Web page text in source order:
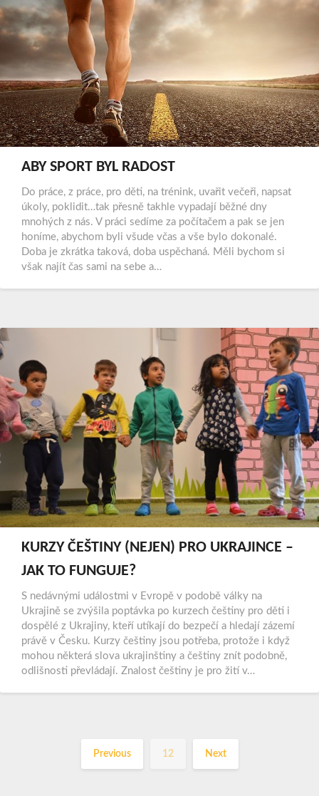
ABY SPORT BYL RADOST
Do práce, z práce, pro děti, na trénink, uvařit večeři, napsat
úkoly, poklidit…tak přesně takhle vypadají běžné dny
mnohých z nás. V práci sedíme za počítačem a pak se jen
honíme, abychom byli všude včas a vše bylo dokonalé.
Doba je zkrátka taková, doba uspěchaná. Měli bychom si
však najít čas sami na sebe a…
KURZY ČEŠTINY (NEJEN) PRO UKRAJINCE –
JAK TO FUNGUJE?
S nedávnými událostmi v Evropě v podobě války na
Ukrajině se zvýšila poptávka po kurzech češtiny pro děti i
dospělé z Ukrajiny, kteří utíkají do bezpečí a hledají zázemí
právě v Česku. Kurzy češtiny jsou potřeba, protože i když
mohou některá slova ukrajinštiny a češtiny znít podobně,
odlišnosti převládají. Znalost češtiny je pro žití v…
Previous 12 Next